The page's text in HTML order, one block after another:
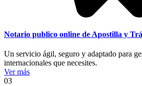
Notario publico online de Apostilla y
Un servicio ágil, seguro y adaptado para
internacionales que necesites.
Ver más
03